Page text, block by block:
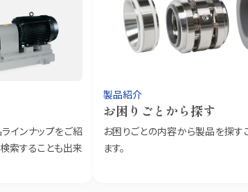
インナップをご紹
索することも出来
製品紹介
お困りごとから探す
お困りごとの内容から製品を探す
ます。